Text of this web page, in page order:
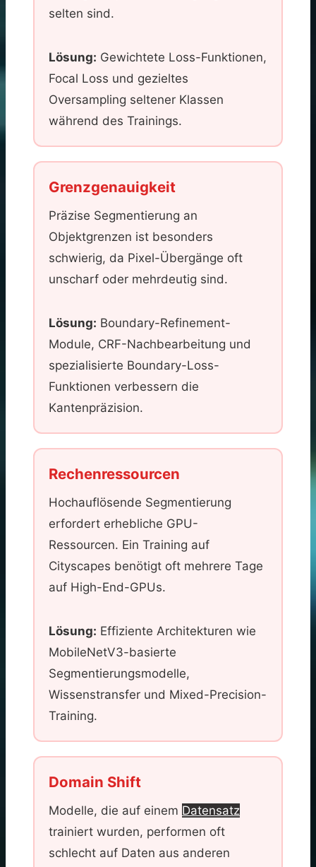
selten sind.
Lösung: Gewichtete Loss-Funktionen,
Focal Loss und gezieltes
Oversampling seltener Klassen
während des Trainings.
Grenzgenauigkeit
Präzise Segmentierung an
Objektgrenzen ist besonders
schwierig, da Pixel-Übergänge oft
unscharf oder mehrdeutig sind.
Lösung: Boundary-Refinement-
Module, CRF-Nachbearbeitung und
spezialisierte Boundary-Loss-
Funktionen verbessern die
Kantenpräzision.
Rechenressourcen
Hochauflösende Segmentierung
erfordert erhebliche GPU-
Ressourcen. Ein Training auf
Cityscapes benötigt oft mehrere Tage
auf High-End-GPUs.
Lösung: Effiziente Architekturen wie
MobileNetV3-basierte
Segmentierungsmodelle,
Wissenstransfer und Mixed-Precision-
Training.
Domain Shift
Modelle, die auf einem Datensatz
trainiert wurden, performen oft
schlecht auf Daten aus anderen